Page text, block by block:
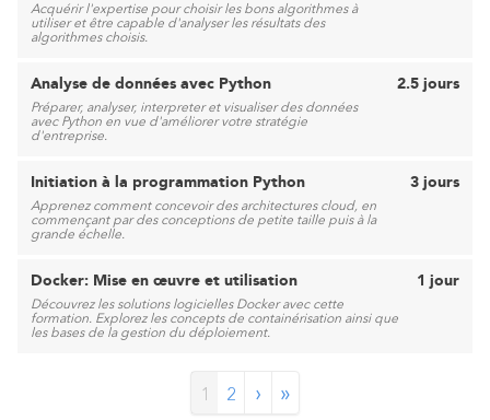
Acquérir l'expertise pour choisir les bons algorithmes à
utiliser et être capable d'analyser les résultats des
algorithmes choisis.
Analyse de données avec Python
Préparer, analyser, interpreter et visualiser des données
avec Python en vue d'améliorer votre stratégie
d'entreprise.
2.5 jours
Initiation à la programmation Python
Apprenez comment concevoir des architectures cloud, en
commençant par des conceptions de petite taille puis à la
grande échelle.
3 jours
Docker: Mise en œuvre et utilisation
Découvrez les solutions logicielles Docker avec cette
formation. Explorez les concepts de containérisation ainsi que
les bases de la gestion du déploiement.
1 jour
1 2 › »